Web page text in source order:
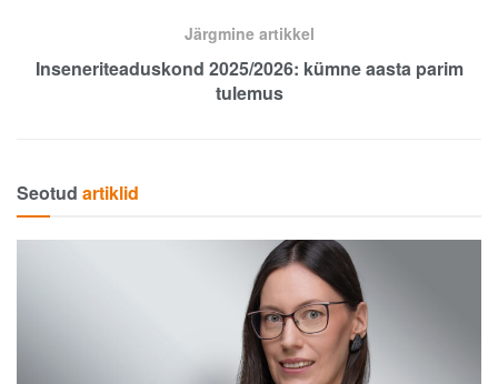
Järgmine artikkel
Inseneriteaduskond 2025/2026: kümne aasta parim
tulemus
Seotud artiklid